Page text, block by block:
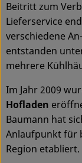
Beitritt zum
Lieferservice
verschiedene
entstanden
mehrere
Im Jahr 2009
Hofladen
Baumann hat
Anlaufpunkt für
Region etabliert.